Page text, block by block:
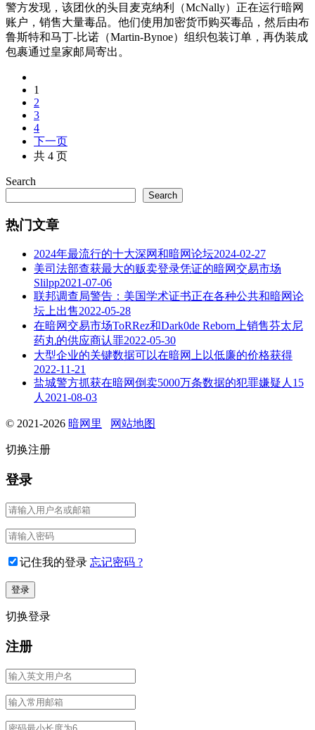
警方发现，该团伙的头目麦克纳利（McNally）正在运行暗网
账户，销售大量毒品。他们使用加密货币购买毒品，然后由布
鲁斯特和马丁-比诺（Martin-Bynoe）组织包装订单，再伪装成
包裹通过皇家邮局寄出。
1
2
3
4
下一页
共 4 页
Search
Search
热门文章
2024年最流行的十大深网和暗网论坛2024-02-27
美司法部查获最大的贩卖登录凭证的暗网交易市场
Slilpp2021-07-06
联邦调查局警告：美国学术证书正在各种公共和暗网论
坛上出售2022-05-28
在暗网交易市场ToRRez和Dark0de Reborn上销售芬太尼
药丸的供应商认罪2022-05-30
大型企业的关键数据可以在暗网上以低廉的价格获得
2022-11-21
盐城警方抓获在暗网倒卖5000万条数据的犯罪嫌疑人15
人 2021-08-03
© 2021-2026 暗网里 网站地图
切换注册
登录
记住我的登录 忘记密码 ?
切换登录
注册